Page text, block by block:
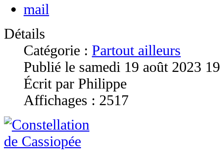
Détails
Catégorie : Partout ailleurs
Publié le samedi 19 août 2023
Écrit par Philippe
Affichages : 2517